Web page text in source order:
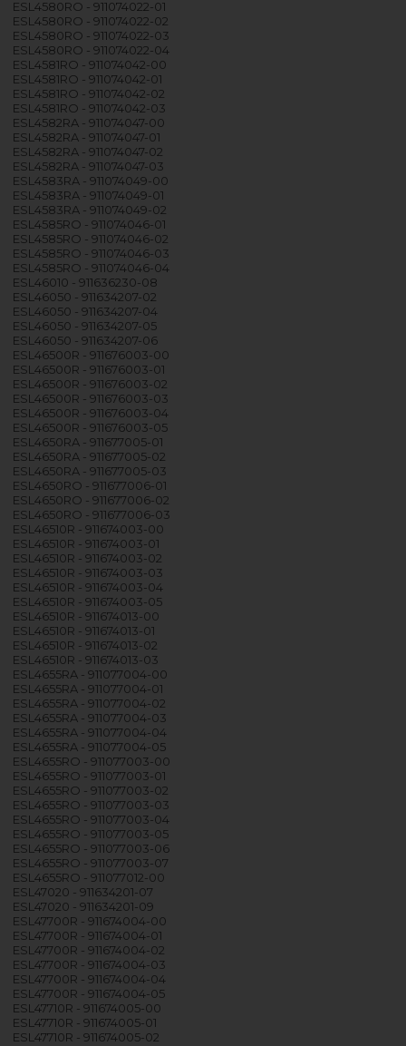
ESL4580RO - 911074022-01
ESL4580RO - 911074022-02
ESL4580RO - 911074022-03
ESL4580RO - 911074022-04
ESL4581RO - 911074042-00
ESL4581RO - 911074042-01
ESL4581RO - 911074042-02
ESL4581RO - 911074042-03
ESL4582RA - 911074047-00
ESL4582RA - 911074047-01
ESL4582RA - 911074047-02
ESL4582RA - 911074047-03
ESL4583RA - 911074049-00
ESL4583RA - 911074049-01
ESL4583RA - 911074049-02
ESL4585RO - 911074046-01
ESL4585RO - 911074046-02
ESL4585RO - 911074046-03
ESL4585RO - 911074046-04
ESL46010 - 911636230-08
ESL46050 - 911634207-02
ESL46050 - 911634207-04
ESL46050 - 911634207-05
ESL46050 - 911634207-06
ESL46500R - 911676003-00
ESL46500R - 911676003-01
ESL46500R - 911676003-02
ESL46500R - 911676003-03
ESL46500R - 911676003-04
ESL46500R - 911676003-05
ESL4650RA - 911677005-01
ESL4650RA - 911677005-02
ESL4650RA - 911677005-03
ESL4650RO - 911677006-01
ESL4650RO - 911677006-02
ESL4650RO - 911677006-03
ESL46510R - 911674003-00
ESL46510R - 911674003-01
ESL46510R - 911674003-02
ESL46510R - 911674003-03
ESL46510R - 911674003-04
ESL46510R - 911674003-05
ESL46510R - 911674013-00
ESL46510R - 911674013-01
ESL46510R - 911674013-02
ESL46510R - 911674013-03
ESL4655RA - 911077004-00
ESL4655RA - 911077004-01
ESL4655RA - 911077004-02
ESL4655RA - 911077004-03
ESL4655RA - 911077004-04
ESL4655RA - 911077004-05
ESL4655RO - 911077003-00
ESL4655RO - 911077003-01
ESL4655RO - 911077003-02
ESL4655RO - 911077003-03
ESL4655RO - 911077003-04
ESL4655RO - 911077003-05
ESL4655RO - 911077003-06
ESL4655RO - 911077003-07
ESL4655RO - 911077012-00
ESL47020 - 911634201-07
ESL47020 - 911634201-09
ESL47700R - 911674004-00
ESL47700R - 911674004-01
ESL47700R - 911674004-02
ESL47700R - 911674004-03
ESL47700R - 911674004-04
ESL47700R - 911674004-05
ESL47710R - 911674005-00
ESL47710R - 911674005-01
ESL47710R - 911674005-02